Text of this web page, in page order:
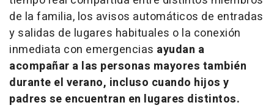
de la familia, los avisos automáticos de entradas
y salidas de lugares habituales o la conexión
inmediata con emergencias ayudan a
acompañar a las personas mayores también
durante el verano, incluso cuando hijos y
padres se encuentran en lugares distintos.